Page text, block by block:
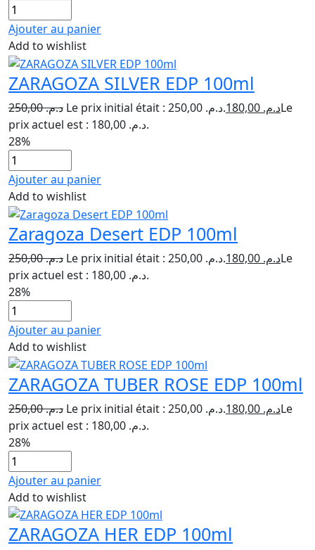
Ajouter au panier
Add to wishlist
ZARAGOZA SILVER EDP 100ml
د.م.250,00 Le prix initial était : د.م. 250,00. د.م.Le
prix actuel est : د.م. 180,00.
28%
Ajouter au panier
Add to wishlist
Zaragoza Desert EDP 100ml
د.م.250,00 Le prix initial était : د.م. 250,00. د.م.Le
prix actuel est : د.م. 180,00.
28%
Ajouter au panier
Add to wishlist
ZARAGOZA TUBER ROSE EDP 100ml
د.م.250,00 Le prix initial était : د.م. 250,00. د.م.Le
prix actuel est : د.م. 180,00.
28%
Ajouter au panier
Add to wishlist
ZARAGOZA HER EDP 100ml